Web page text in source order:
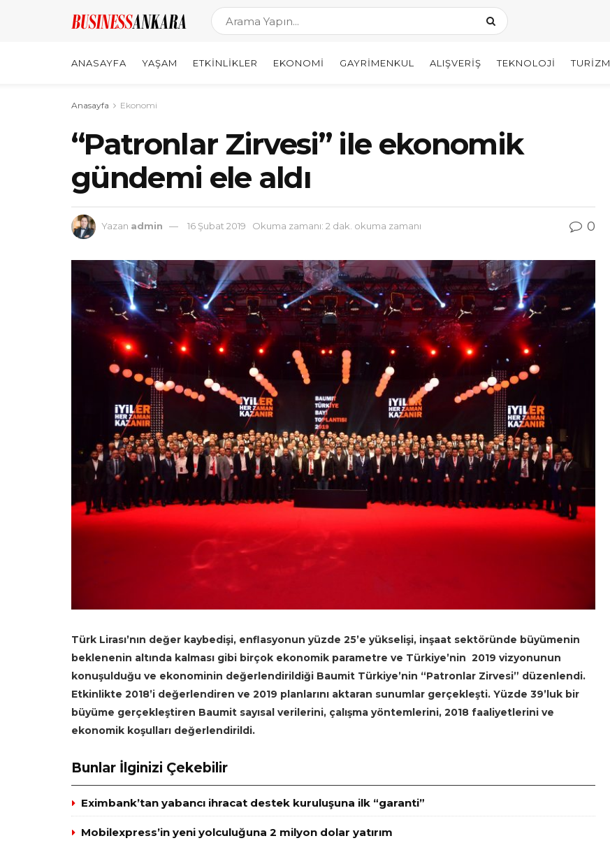
ANASAYFA YAŞAM ETKINLIKLER EKONOMI GAYRIMENKUL ALIŞVERIŞ TEKNOLOJI TURIZM
Anasayfa Ekonomi
“Patronlar Zirvesi” ile ekonomik
gündemi ele aldı
Yazan admin 16 Şubat 2019 Okuma zamanı: 2 dak. okuma zamanı 0
Türk Lirası’nın değer kaybedişi, enflasyonun yüzde 25’e yükselişi, inşaat sektöründe büyümenin
beklenenin altında kalması gibi birçok ekonomik parametre ve Türkiye’nin 2019 vizyonunun
konuşulduğu ve ekonominin değerlendirildiği Baumit Türkiye’nin “Patronlar Zirvesi” düzenlendi.
Etkinlikte 2018’i değerlendiren ve 2019 planlarını aktaran sunumlar gerçekleşti. Yüzde 39’luk bir
büyüme gerçekleştiren Baumit sayısal verilerini, çalışma yöntemlerini, 2018 faaliyetlerini ve
ekonomik koşulları değerlendirildi.
Bunlar İlginizi Çekebilir
Eximbank’tan yabancı ihracat destek kuruluşuna ilk “garanti”
Mobilexpress’in yeni yolculuğuna 2 milyon dolar yatırım